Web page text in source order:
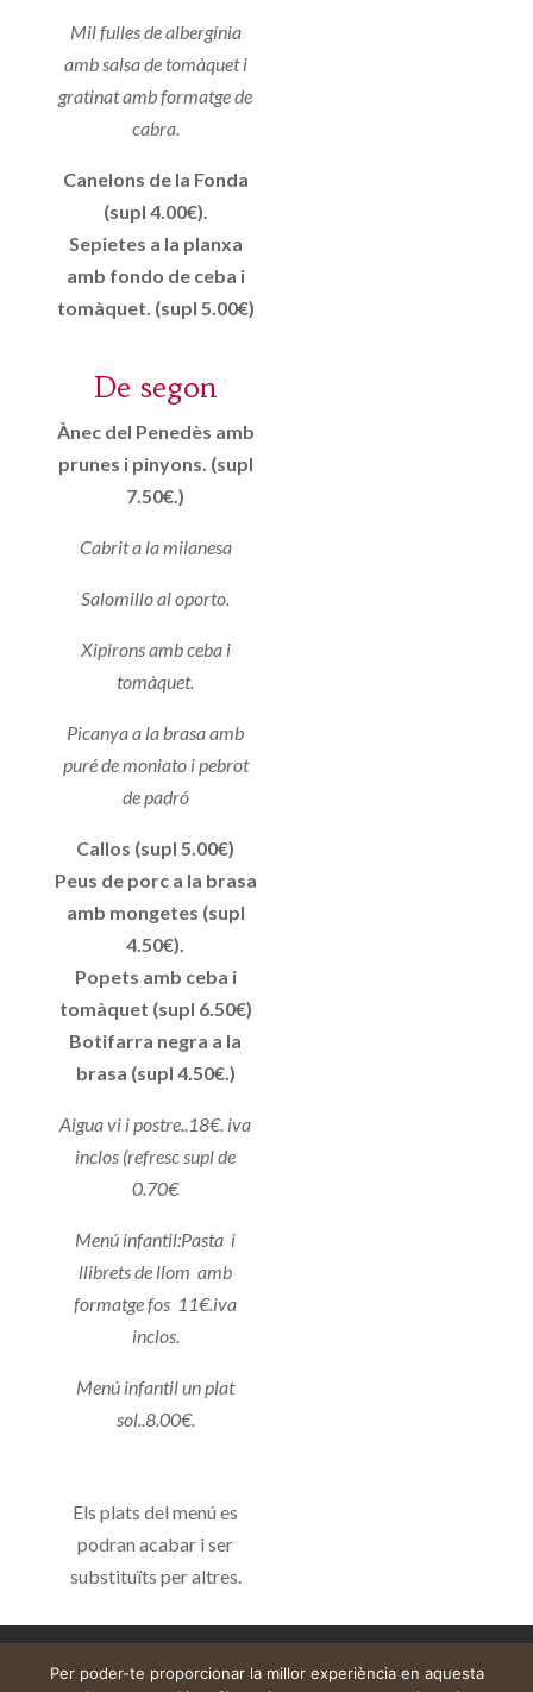
Mil fulles de albergínia
amb salsa de tomàquet i
gratinat amb formatge de
cabra.
Canelons de la Fonda
(supl 4.00€).
Sepietes a la planxa
amb fondo de ceba i
tomàquet. (supl 5.00€)
De segon
Ànec del Penedès amb
prunes i pinyons. (supl
7.50€.)
Cabrit a la milanesa
Salomillo al oporto.
Xipirons amb ceba i
tomàquet.
Picanya a la brasa amb
puré de moniato i pebrot
de padró
Callos (supl 5.00€)
Peus de porc a la brasa
amb mongetes (supl
4.50€).
Popets amb ceba i
tomàquet (supl 6.50€)
Botifarra negra a la
brasa (supl 4.50€.)
Aigua vi i postre..18€. iva
inclos (refresc supl de
0.70€
Menú infantil:Pasta i
llibrets de llom amb
formatge fos 11€.iva
inclos.
Menú infantil un plat
sol..8.00€.
Els plats del menú es
podran acabar i ser
substituïts per altres.
Per poder-te proporcionar la millor experiència en aquesta